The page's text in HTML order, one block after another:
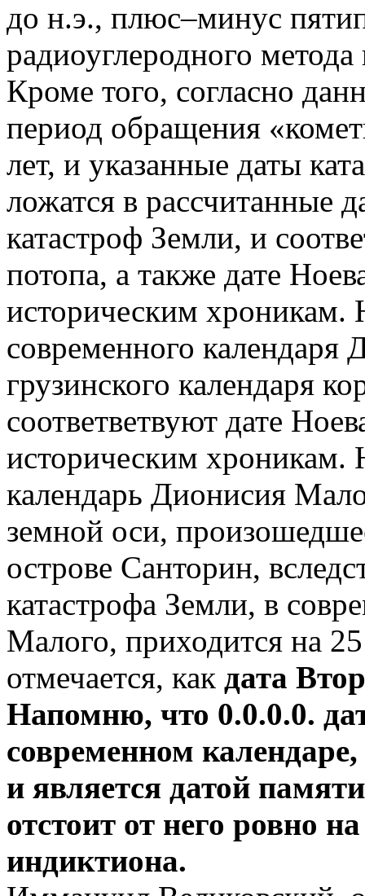
до н.э., плюс–минус
радиоуглеродного
Кроме того, согласно
период обращения
лет, и указанные даты
ложатся в рассчитанные
катастроф Земли, и
потопа, а также дате
историческим хроникам.
современного календаря
грузинского календаря
соответветвуют дате
историческим хроникам.
календарь Дионисия
земной оси,
острове Санторин,
катастрофа Земли, в
Малого, приходится на
отмечается, как дата
Напомню, что 0.0.0.0.
современном
и является датой
отстоит от него ровно
индиктиона.